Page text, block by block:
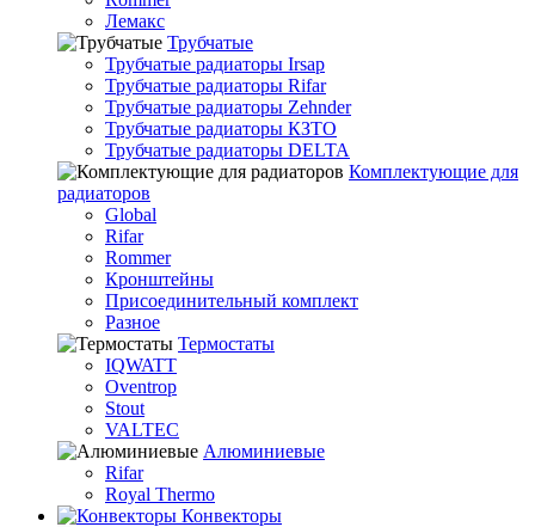
Лемакс
Трубчатые
Трубчатые радиаторы Irsap
Трубчатые радиаторы Rifar
Трубчатые радиаторы Zehnder
Трубчатые радиаторы КЗТО
Трубчатые радиаторы DELTA
Комплектующие для
радиаторов
Global
Rifar
Rommer
Кронштейны
Присоединительный комплект
Разное
Термостаты
IQWATT
Oventrop
Stout
VALTEC
Алюминиевые
Rifar
Royal Thermo
Конвекторы